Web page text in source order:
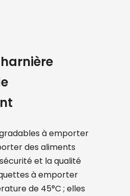
à emporter
des aliments
et la qualité
à emporter
de 45°C ; elles